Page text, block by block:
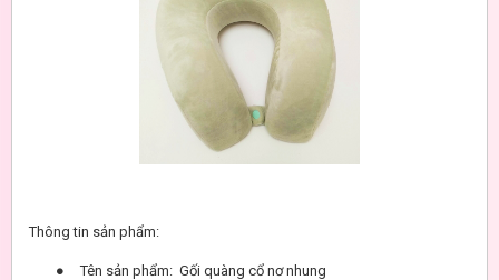
Thông tin sản phẩm:
●
Tên sản phẩm: Gối quàng cổ nơ nhung